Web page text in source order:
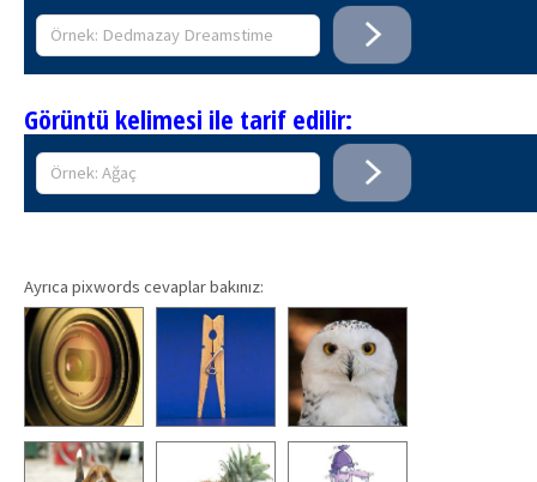
Görüntü kelimesi ile tarif edilir:
Ayrıca pixwords cevaplar bakınız: